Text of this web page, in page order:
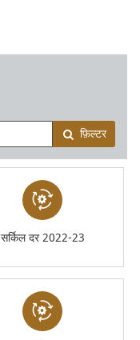
फ़िल्टर
सर्किल दर 2022-23